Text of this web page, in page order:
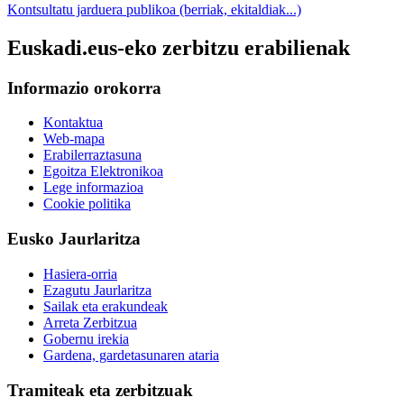
Kontsultatu jarduera publikoa (berriak, ekitaldiak...)
Euskadi.eus-eko zerbitzu erabilienak
Informazio orokorra
Kontaktua
Web-mapa
Erabilerraztasuna
Egoitza Elektronikoa
Lege informazioa
Cookie politika
Eusko Jaurlaritza
Hasiera-orria
Ezagutu Jaurlaritza
Sailak eta erakundeak
Arreta Zerbitzua
Gobernu irekia
Gardena, gardetasunaren ataria
Tramiteak eta zerbitzuak